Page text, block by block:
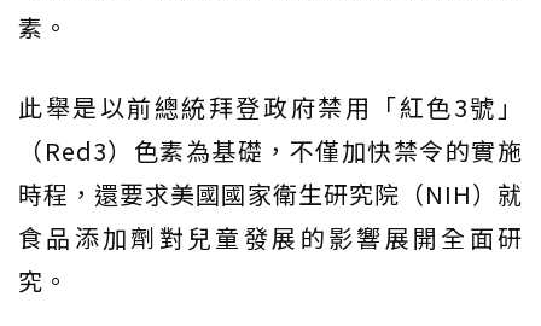
素。
此舉是以前總統拜登政府禁用「紅色3號」
（Red3）色素為基礎，不僅加快禁令的實施
時程，還要求美國國家衛生研究院（NIH）就
食品添加劑對兒童發展的影響展開全面研
究。